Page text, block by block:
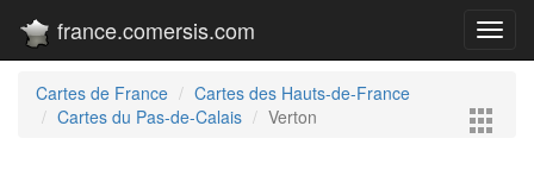
france.comersis.com
Cartes de France
Cartes des Hauts-de-France
Cartes du Pas-de-Calais
Verton